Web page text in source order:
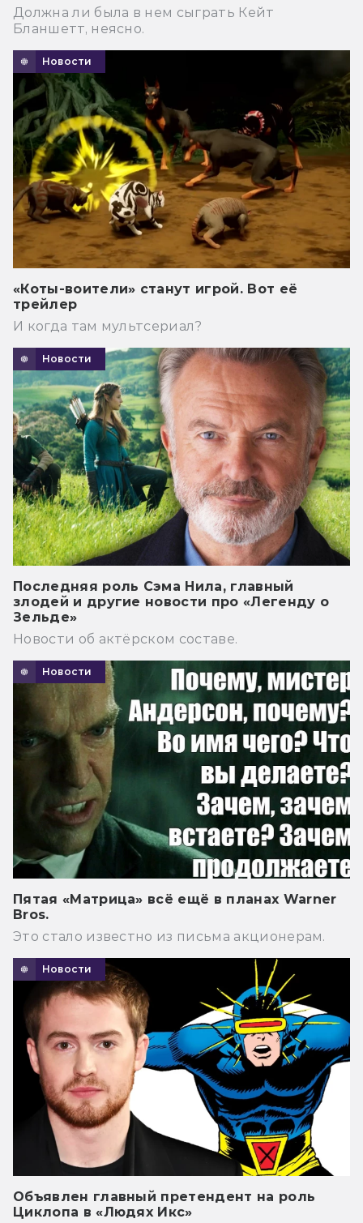
Должна ли была в нем сыграть Кейт
Бланшетт, неясно.
Новости
«Коты-воители» станут игрой. Вот её
трейлер
И когда там мультсериал?
Новости
Последняя роль Сэма Нила, главный
злодей и другие новости про «Легенду о
Зельде»
Новости об актёрском составе.
Новости
Пятая «Матрица» всё ещё в планах Warner
Bros.
Это стало известно из письма акционерам.
Новости
Объявлен главный претендент на роль
Циклопа в «Людях Икс»